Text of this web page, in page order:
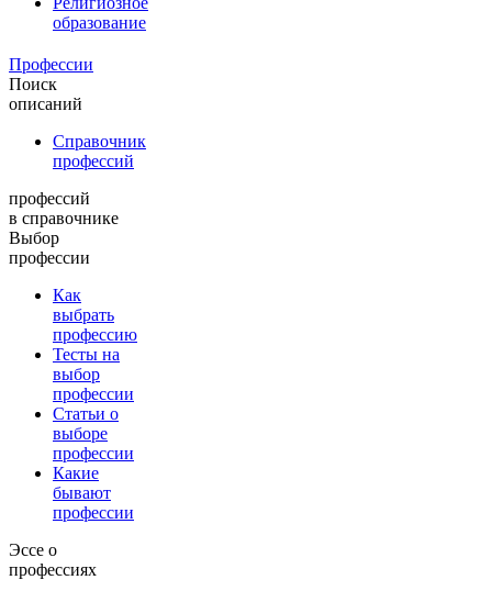
образование
Профессии
Поиск
описаний
Справочник
профессий
профессий
в справочнике
Выбор
профессии
Как
выбрать
профессию
Тесты на
выбор
профессии
Статьи о
выборе
профессии
Какие
бывают
профессии
Эссе о
профессиях